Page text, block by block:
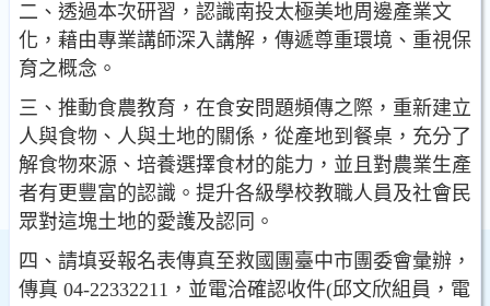
二、透過本次研習，認識南投太極美地周邊產業文
化，藉由專業講師深入講解，傳遞尊重環境、重視保
育之概念。
三、推動食農教育，在食安問題頻傳之際，重新建立
人與食物、人與土地的關係，從產地到餐桌，充分了
解食物來源、培養選擇食材的能力，並且對農業生產
者有更豐富的認識。提升各級學校教職人員及社會民
眾對這塊土地的愛護及認同。
四、請填妥報名表傳真至救國團臺中市團委會彙辦，
傳真 04-22332211，並電洽確認收件(邱文欣組員，電